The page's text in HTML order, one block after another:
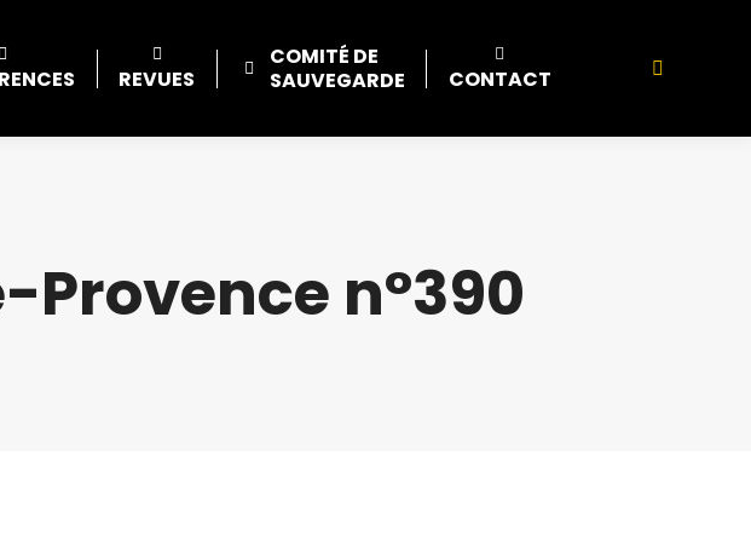
REVUES
COMITÉ DE
SAUVEGARDE
CONTACT Search:
n°390